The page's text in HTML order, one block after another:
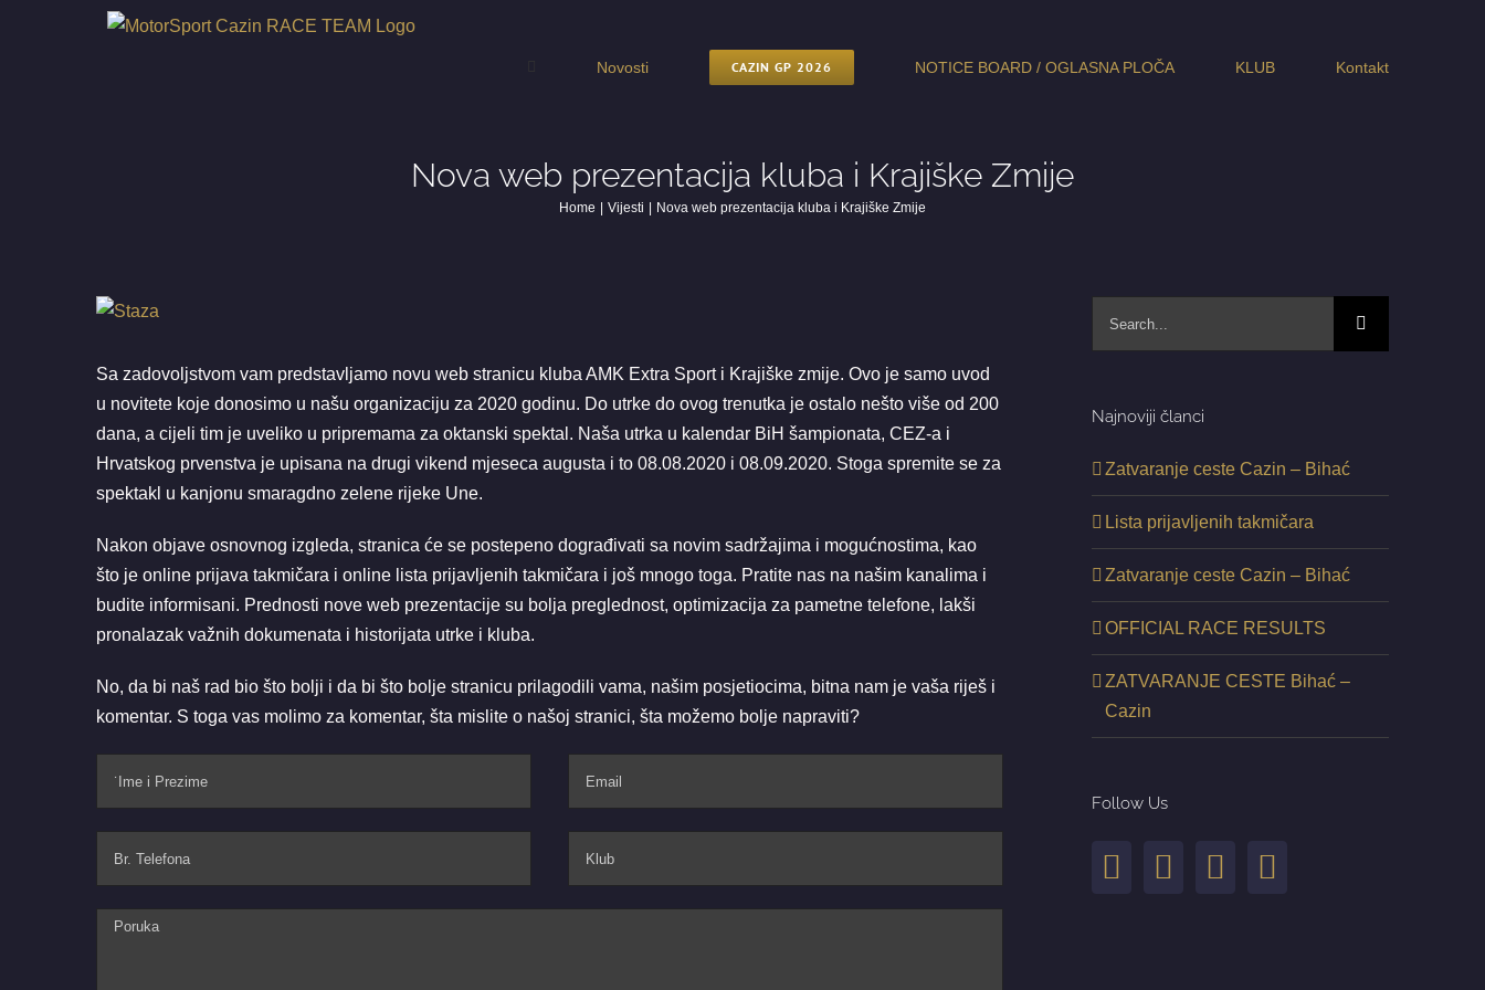
Novosti CAZIN GP 2026 NOTICE BOARD / OGLASNA PLOČA KLUB Kontakt
Nova web prezentacija kluba i Krajiške Zmije
Home Vijesti Nova web prezentacija kluba i Krajiške Zmije
View
Image
Sa zadovoljstvom vam predstavljamo novu web stranicu kluba AMK Extra Sport i Krajiške zmije. Ovo je samo uvod
u novitete koje donosimo u našu organizaciju za 2020 godinu. Do utrke do ovog trenutka je ostalo nešto više od 200
dana, a cijeli tim je uveliko u pripremama za oktanski spektal. Naša utrka u kalendar BiH šampionata, CEZ-a i
Hrvatskog prvenstva je upisana na drugi vikend mjeseca augusta i to 08.08.2020 i 08.09.2020. Stoga spremite se za
spektakl u kanjonu smaragdno zelene rijeke Une.
Nakon objave osnovnog izgleda, stranica će se postepeno dograđivati sa novim sadržajima i mogućnostima, kao
što je online prijava takmičara i online lista prijavljenih takmičara i još mnogo toga. Pratite nas na našim kanalima i
budite informisani. Prednosti nove web prezentacije su bolja preglednost, optimizacija za pametne telefone, lakši
pronalazak važnih dokumenata i historijata utrke i kluba.
No, da bi naš rad bio što bolji i da bi što bolje stranicu prilagodili vama, našim posjetiocima, bitna nam je vaša riješ i
komentar. S toga vas molimo za komentar, šta mislite o našoj stranici, šta možemo bolje napraviti?
Najnoviji članci
Zatvaranje ceste Cazin – Bihać
Lista prijavljenih takmičara
Zatvaranje ceste Cazin – Bihać
OFFICIAL RACE RESULTS
ZATVARANJE CESTE Bihać –
Cazin
Follow Us